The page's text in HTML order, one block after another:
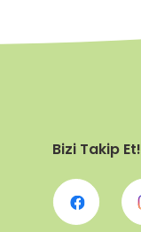
Bizi Takip Et!